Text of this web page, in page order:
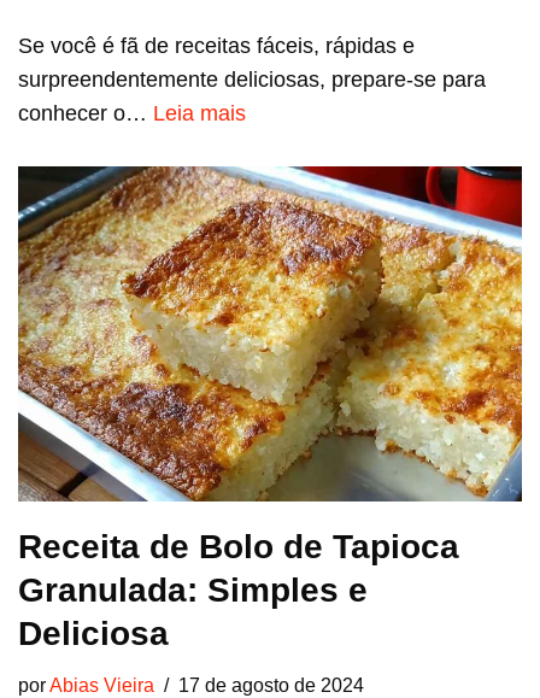
Se você é fã de receitas fáceis, rápidas e
surpreendentemente deliciosas, prepare-se para
conhecer o… Leia mais
Receita de Bolo de Tapioca
Granulada: Simples e
Deliciosa
porAbias Vieira 17 de agosto de 2024